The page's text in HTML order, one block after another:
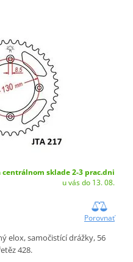
centrálnom sklade 2-3 prac.dni
u vás do 13. 08.
Porovnať
elox, samočistící drážky, 56
428.